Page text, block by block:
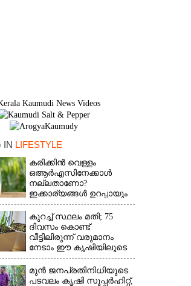
IN LIFESTYLE
കരിക്കിൻ വെള്ളം
ഒആർഎസിനേക്കാൾ
നല്ലതാണോ?
ഇക്കാര്യങ്ങൾ ഉറപ്പായും
അറിഞ്ഞിരിക്കണം
കുറച്ച് സ്ഥലം മതി; 75
ദിവസം കൊണ്ട്
വീട്ടിലിരുന്ന് വരുമാനം
നേടാം ഈ കൃഷിയിലൂടെ
മുൻ ജനപ്രതിനിധിയുടെ
പടവലം കൃഷി സൂപ്പർഹിറ്റ്,​